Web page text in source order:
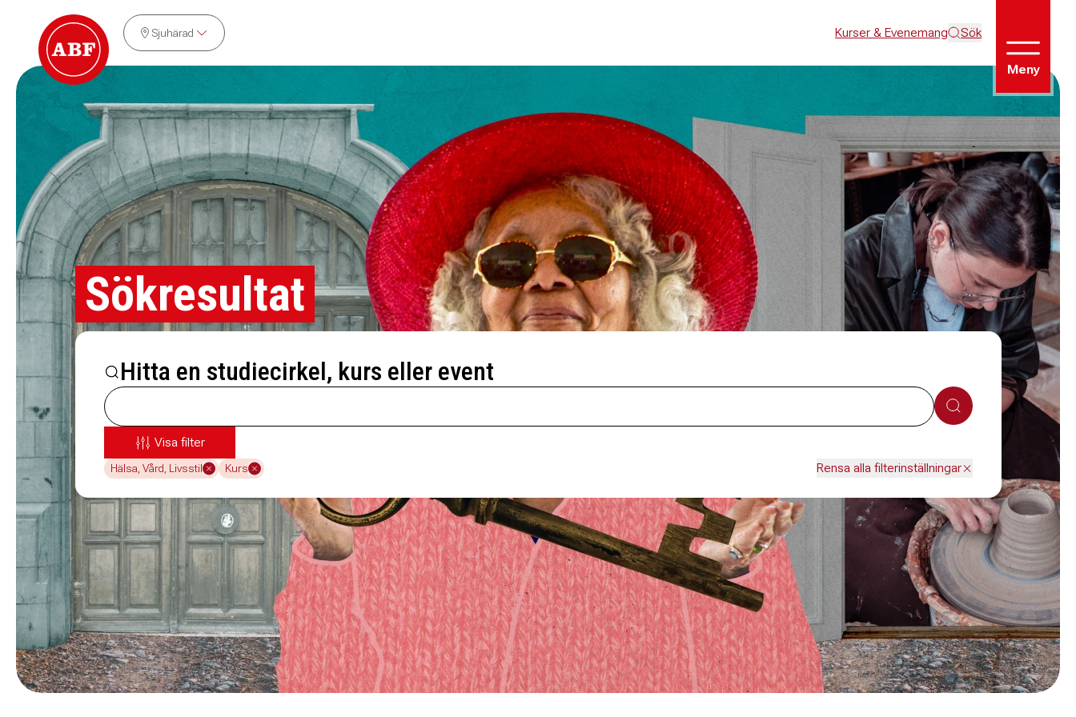
Sjuhärad Kurser & Evenemang Sök
Meny
Sökresultat
Hitta en studiecirkel, kurs eller event
Sök
Visa filter
Hälsa, Vård, Livsstil Kurs Rensa alla filterinställningar